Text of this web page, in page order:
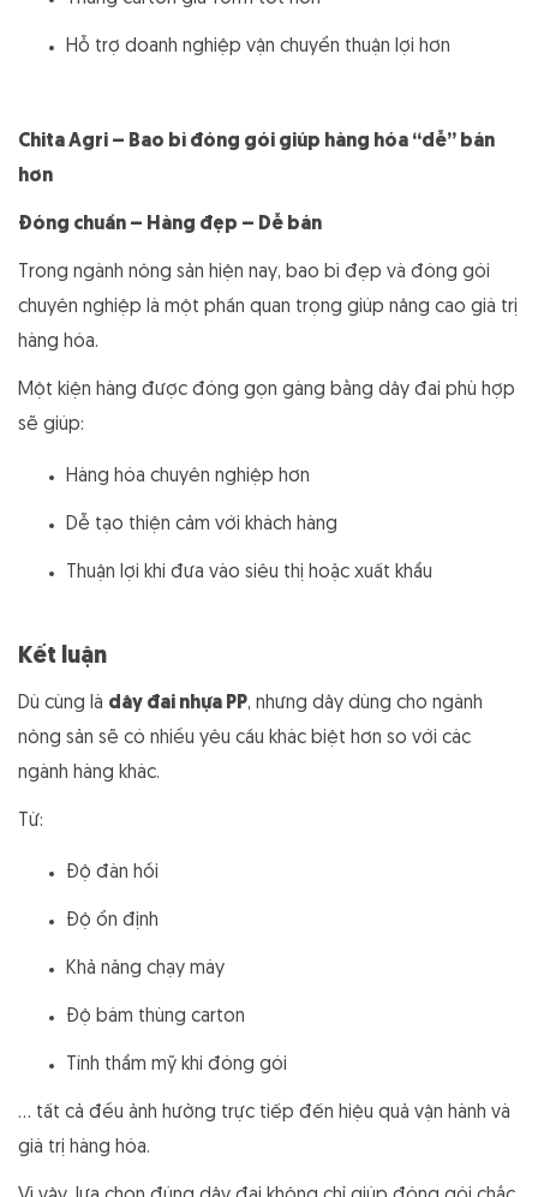
Hỗ trợ doanh nghiệp vận chuyển thuận lợi hơn
Chita Agri – Bao bì đóng gói giúp hàng hóa “dễ” bán
hơn
Đóng chuẩn – Hàng đẹp – Dễ bán
Trong ngành nông sản hiện nay, bao bì đẹp và đóng gói
chuyên nghiệp là một phần quan trọng giúp nâng cao giá trị
hàng hóa.
Một kiện hàng được đóng gọn gàng bằng dây đai phù hợp
sẽ giúp:
Hàng hóa chuyên nghiệp hơn
Dễ tạo thiện cảm với khách hàng
Thuận lợi khi đưa vào siêu thị hoặc xuất khẩu
Kết luận
Dù cùng là dây đai nhựa PP, nhưng dây dùng cho ngành
nông sản sẽ có nhiều yêu cầu khác biệt hơn so với các
ngành hàng khác.
Từ:
Độ đàn hồi
Độ ổn định
Khả năng chạy máy
Độ bám thùng carton
Tính thẩm mỹ khi đóng gói
… tất cả đều ảnh hưởng trực tiếp đến hiệu quả vận hành và
giá trị hàng hóa.